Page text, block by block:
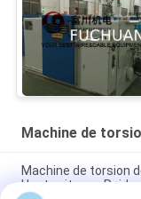
Machine de
Machine de torsion
Haute vitesse Poids